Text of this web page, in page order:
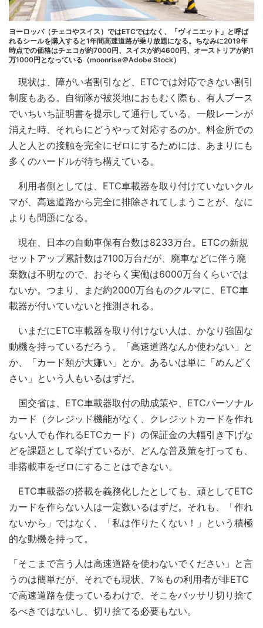
ヨーロッパ（チェコやスイス）ではETCではなく、「ヴィニエット」と呼ば
れるシールを購入すると1年間高速道路が乗り放題になる。ちなみに2019年
時点での価格はチェコが約7000円、スイスが約4600円、オーストリアが約1
万1000円となっている（moonrise＠Adobe Stock）
現状は、障がい者割引など、ETCでは対応できない割引
制度もある。自衛隊が被災地におもむく際も、有人ブース
でいちいち証明書を提示して通行している。一般レーンが
消えた時、それらにどうやって対応するのか。料金所での
人と人との接触を完全にゼロにするためには、あまりにも
多くのハードルが待ち構えている。
利用者側としては、ETC車載器を取り付けていないクル
マが、高速道路から完全に排除されてしまうことが、なに
よりも問題になる。
現在、日本の自動車保有台数は8233万台。ETCの新規
セットアップ累計数は7100万台だが、廃車などに伴う廃
棄数は不明なので、おそらく実働は6000万台くらいでは
ないか。つまり、まだ約2000万台ものクルマに、ETC車
載器が付いていないと推測される。
いまだにETC車載器を取り付けない人は、かなり強固な
動機を持っているだろう。「高速道路なんか使わない」と
か、「カード類が大嫌い」とか。あるいは単に「めんどく
さい」という人もいるはずだ。
国交省は、ETC車載器取付の助成策や、ETCパーソナル
カード（クレジッド機能がなく、クレジットカードを作れ
ない人でも作れるETCカード）の保証金の大幅引き下げな
どを課題として挙げているが、どんな普及策を打っても、
非搭載車をゼロにすることはできない。
ETC車載器の搭載を義務化したとしても、頑としてETC
カードを作らない人は一定数いるはずだ。それも、「作れ
ないから」ではなく、「私は作りたくない！」という積極
的な動機を持って。
「そこまで言う人は高速道路を使わないでください」と言
うのは簡単だが、それでも現状、7％もの利用者が非ETC
で高速道路を使っているわけで、そこをバッサリ切り捨て
るべきではないし、切り捨てる必要もない。